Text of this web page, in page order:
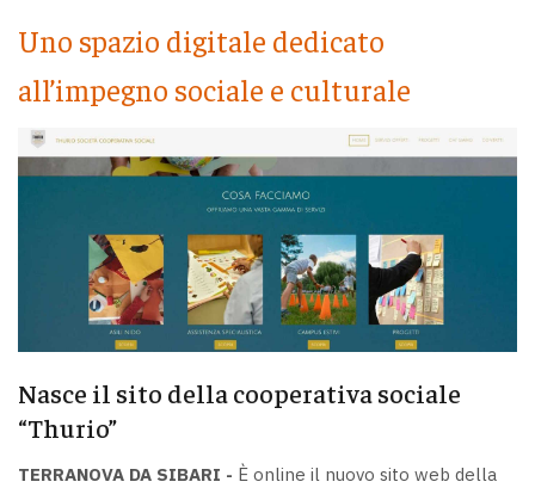
Uno spazio digitale dedicato
all’impegno sociale e culturale
Nasce il sito della cooperativa sociale
“Thurio”
TERRANOVA DA SIBARI - È online il nuovo sito web della